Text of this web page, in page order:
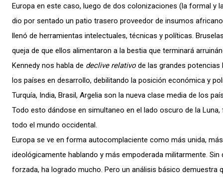
Europa en este caso, luego de dos colonizaciones (la formal y
dio por sentado un patio trasero proveedor de insumos
llenó de herramientas intelectuales, técnicas y políticas.
queja de que ellos alimentaron a la bestia que terminará
Kennedy nos habla de declive relativo de las grandes potencias
los países en desarrollo, debilitando la posición económica y
Turquía, India, Brasil, Argelia son la nueva clase media de los
Todo esto dándose en simultaneo en el lado oscuro de la
todo el mundo occidental.
Europa se ve en forma autocomplaciente como más unida,
ideológicamente hablando y más empoderada militarmente. Sin
forzada, ha logrado mucho. Pero un análisis básico demuestra